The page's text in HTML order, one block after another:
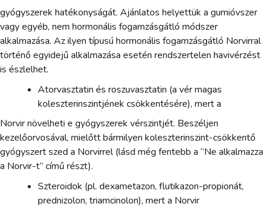
gyógyszerek hatékonyságát. Ajánlatos helyettük a gumióvszer
vagy egyéb, nem hormonális fogamzásgátló módszer
alkalmazása. Az ilyen típusú hormonális fogamzásgátló Norvirral
történő egyidejű alkalmazása esetén rendszertelen havivérzést
is észlelhet.
Atorvasztatin és roszuvasztatin (a vér magas
koleszterinszintjének csökkentésére), mert a
Norvir növelheti e gyógyszerek vérszintjét. Beszéljen
kezelőorvosával, mielőtt bármilyen koleszterinszint-csökkentő
gyógyszert szed a Norvirrel (lásd még fentebb a “Ne alkalmazza
a Norvir-t” című részt).
Szteroidok (pl. dexametazon, flutikazon-propionát,
prednizolon, triamcinolon), mert a Norvir